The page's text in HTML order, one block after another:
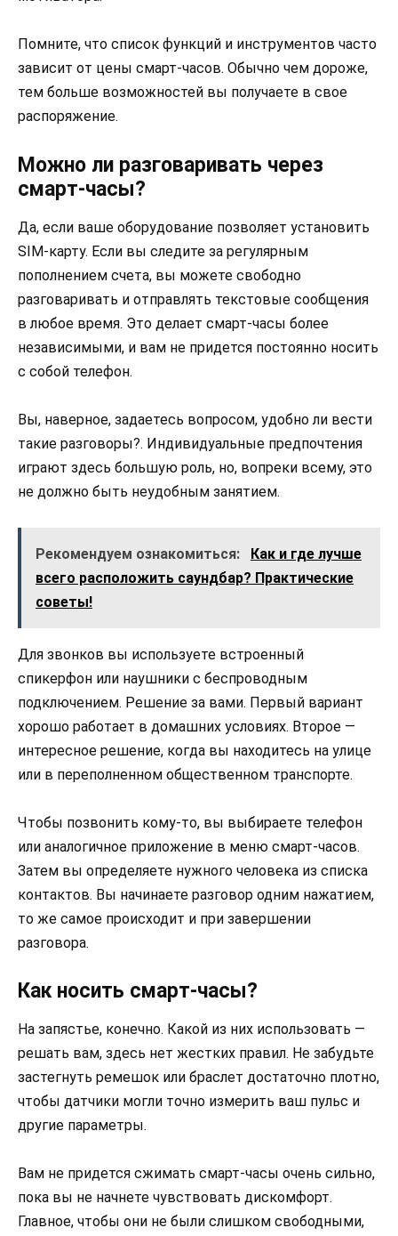
Помните, что список функций и инструментов часто
зависит от цены смарт-часов. Обычно чем дороже,
тем больше возможностей вы получаете в свое
распоряжение.
Можно ли разговаривать через
смарт-часы?
Да, если ваше оборудование позволяет установить
SIM-карту. Если вы следите за регулярным
пополнением счета, вы можете свободно
разговаривать и отправлять текстовые сообщения
в любое время. Это делает смарт-часы более
независимыми, и вам не придется постоянно носить
с собой телефон.
Вы, наверное, задаетесь вопросом, удобно ли вести
такие разговоры?. Индивидуальные предпочтения
играют здесь большую роль, но, вопреки всему, это
не должно быть неудобным занятием.
Рекомендуем ознакомиться:
Как и где лучше
всего расположить саундбар? Практические
советы!
Для звонков вы используете встроенный
спикерфон или наушники с беспроводным
подключением. Решение за вами. Первый вариант
хорошо работает в домашних условиях. Второе —
интересное решение, когда вы находитесь на улице
или в переполненном общественном транспорте.
Чтобы позвонить кому-то, вы выбираете телефон
или аналогичное приложение в меню смарт-часов.
Затем вы определяете нужного человека из списка
контактов. Вы начинаете разговор одним нажатием,
то же самое происходит и при завершении
разговора.
Как носить смарт-часы?
На запястье, конечно. Какой из них использовать —
решать вам, здесь нет жестких правил. Не забудьте
застегнуть ремешок или браслет достаточно плотно,
чтобы датчики могли точно измерить ваш пульс и
другие параметры.
Вам не придется сжимать смарт-часы очень сильно,
пока вы не начнете чувствовать дискомфорт.
Главное, чтобы они не были слишком свободными,